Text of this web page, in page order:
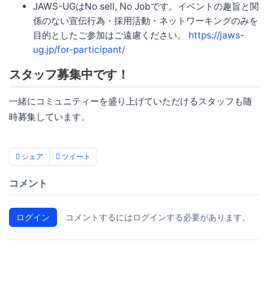
JAWS-UGはNo sell, No Jobです。イベントの趣旨と関
係のない宣伝行為・採用活動・ネットワーキングのみを
目的としたご参加はご遠慮ください。 https://jaws-
ug.jp/for-participant/
スタッフ募集中です！
一緒にコミュニティーを盛り上げていただけるスタッフも随
時募集しています。
シェア ツイート
コメント
ログイン コメントするにはログインする必要があります。